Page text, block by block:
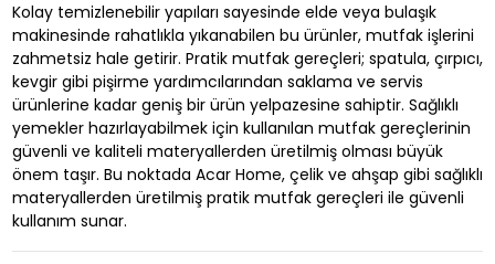
Kolay temizlenebilir yapıları sayesinde elde veya bulaşık
makinesinde rahatlıkla yıkanabilen bu ürünler, mutfak işlerini
zahmetsiz hale getirir. Pratik mutfak gereçleri; spatula, çırpıcı,
kevgir gibi pişirme yardımcılarından saklama ve servis
ürünlerine kadar geniş bir ürün yelpazesine sahiptir. Sağlıklı
yemekler hazırlayabilmek için kullanılan mutfak gereçlerinin
güvenli ve kaliteli materyallerden üretilmiş olması büyük
önem taşır. Bu noktada Acar Home, çelik ve ahşap gibi sağlıklı
materyallerden üretilmiş pratik mutfak gereçleri ile güvenli
kullanım sunar.